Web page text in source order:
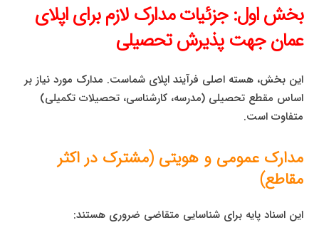
بخش اول: جزئیات مدارک لازم برای اپلای
عمان جهت پذیرش تحصیلی
این بخش، هسته اصلی فرآیند اپلای شماست. مدارک مورد نیاز بر
اساس مقطع تحصیلی (مدرسه، کارشناسی، تحصیلات تکمیلی)
متفاوت است.
مدارک عمومی و هویتی (مشترک در اکثر
مقاطع)
این اسناد پایه برای شناسایی متقاضی ضروری هستند: